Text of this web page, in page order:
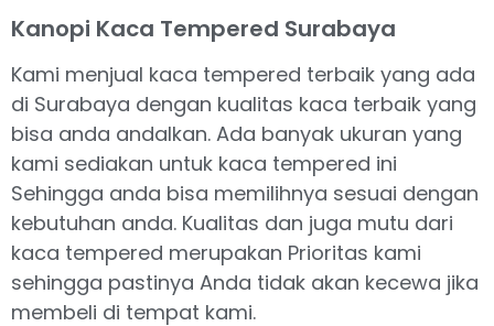
Kanopi Kaca Tempered Surabaya
Kami menjual kaca tempered terbaik yang ada
di Surabaya dengan kualitas kaca terbaik yang
bisa anda andalkan. Ada banyak ukuran yang
kami sediakan untuk kaca tempered ini
Sehingga anda bisa memilihnya sesuai dengan
kebutuhan anda. Kualitas dan juga mutu dari
kaca tempered merupakan Prioritas kami
sehingga pastinya Anda tidak akan kecewa jika
membeli di tempat kami.